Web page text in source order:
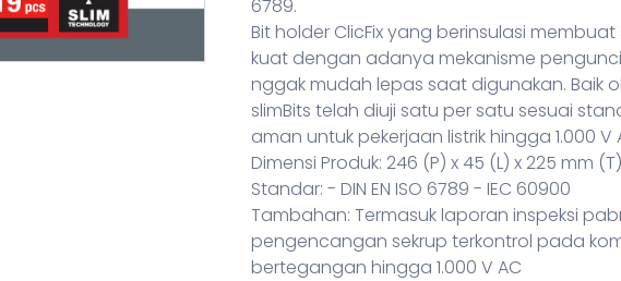
6789.
Bit holder ClicFix yang berinsulasi
kuat dengan adanya mekanisme
nggak mudah lepas saat digunakan. Baik
slimBits telah diuji satu per satu sesuai
aman untuk pekerjaan listrik hingga 1.000 V
Dimensi Produk: 246 (P) x 45 (L) x 225 mm (T)
Standar: - DIN EN ISO 6789 - IEC 60900
Tambahan: Termasuk laporan inspeksi
pengencangan sekrup terkontrol pada
bertegangan hingga 1.000 V AC